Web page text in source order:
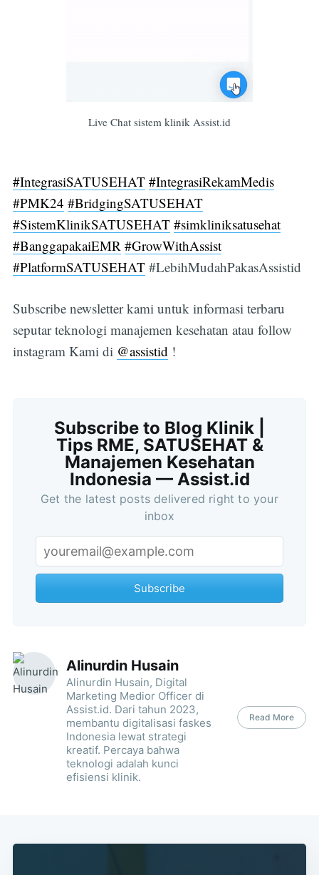
Live Chat sistem klinik Assist.id
#IntegrasiSATUSEHAT #IntegrasiRekamMedis
#PMK24 #BridgingSATUSEHAT
#SistemKlinikSATUSEHAT #simkliniksatusehat
#BanggapakaiEMR #GrowWithAssist
#PlatformSATUSEHAT#LebihMudahPakasAssistid
Subscribe newsletter kami untuk informasi terbaru
seputar teknologi manajemen kesehatan atau follow
instagram Kami di @assistid !
Subscribe to Blog Klinik |
Tips RME, SATUSEHAT &
Manajemen Kesehatan
Indonesia — Assist.id
Get the latest posts delivered right to your
inbox
Subscribe
Alinurdin Husain
Alinurdin Husain, Digital
Marketing Medior Officer di
Assist.id. Dari tahun 2023,
membantu digitalisasi faskes
Indonesia lewat strategi
kreatif. Percaya bahwa
teknologi adalah kunci
efisiensi klinik.
Read More